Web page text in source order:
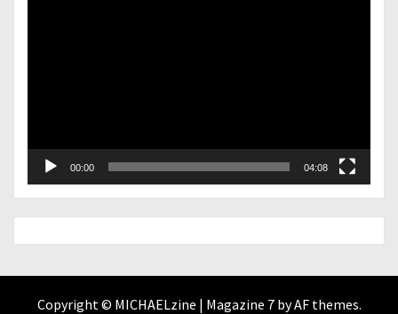
00:00 04:08
Copyright © MICHAELzine | Magazine 7by AF themes.